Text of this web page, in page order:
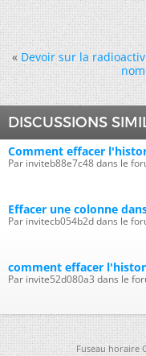
« Devoir sur la
DISCUSSIONS
Comment effacer
Par inviteb88e7c48 dans le
Effacer une colonne
Par invitecb054b2d dans le
comment effacer
Par invite52d080a3 dans le
Fuseau horaire